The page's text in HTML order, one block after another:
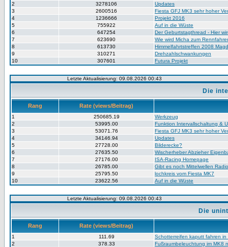
2
3278106
Updates
3
2600516
Fiesta GFJ MK3 sehr hoher
4
1236666
Projekt 2016
5
755922
Auf in die Wüste
6
647254
Der Geburtstagthread - Hier
7
623690
Wie wird Micha zum
8
613730
Himmelfahrtstreffen 2008
9
310271
Drehzahlschwankungen
10
307601 Futura Projekt
Letzte Aktualisierung: 09.08.2026 00:43
Die
Rang Rate (views/Beitrag)
1 250685.19
Werkzeug
2
53995.00
Funktion Intervallschaltung &
3
53071.76
Fiesta GFJ MK3 sehr hoher
4
34146.94
Updates
5
27728.00
Bilderecke?
6
27635.50
Wischerheber Abzieher
7
27176.00
ISA-Racing Homepage
8
26785.00
Gibt es noch Mittelwellen
9
25795.50
lochkreis vom Fiesta MK7
10
23622.56 Auf in die Wüste
Letzte Aktualisierung: 09.08.2026 00:43
Die
Rang Rate (views/Beitrag)
1 111.69
Schotterreifen kaputt fahren in
2
378.33
Fußraumbeleuchtung im MK8